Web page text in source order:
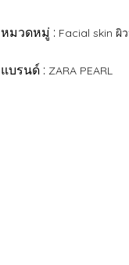
หมวดหมู่ : Facial skin ผิ
แบรนด์ : ZARA PEARL